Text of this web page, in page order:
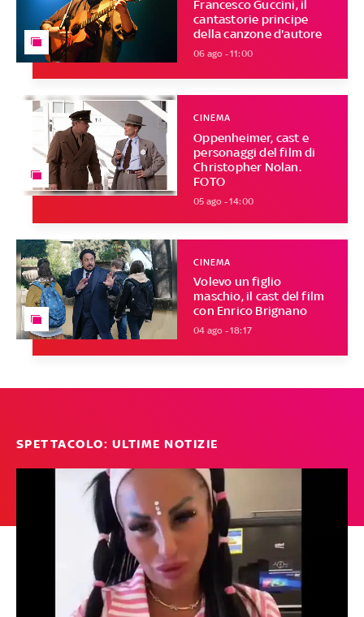
Francesco Guccini, il
cantastorie principe
della canzone d'autore
06 ago - 11:00
Oppenheimer, cast e
personaggi del film di
Christopher Nolan.
FOTO
CINEMA
05 ago - 14:00
Volevo un figlio
maschio, il cast del film
con Enrico Brignano
CINEMA
04 ago - 18:17
SPETTACOLO: ULTIME NOTIZIE